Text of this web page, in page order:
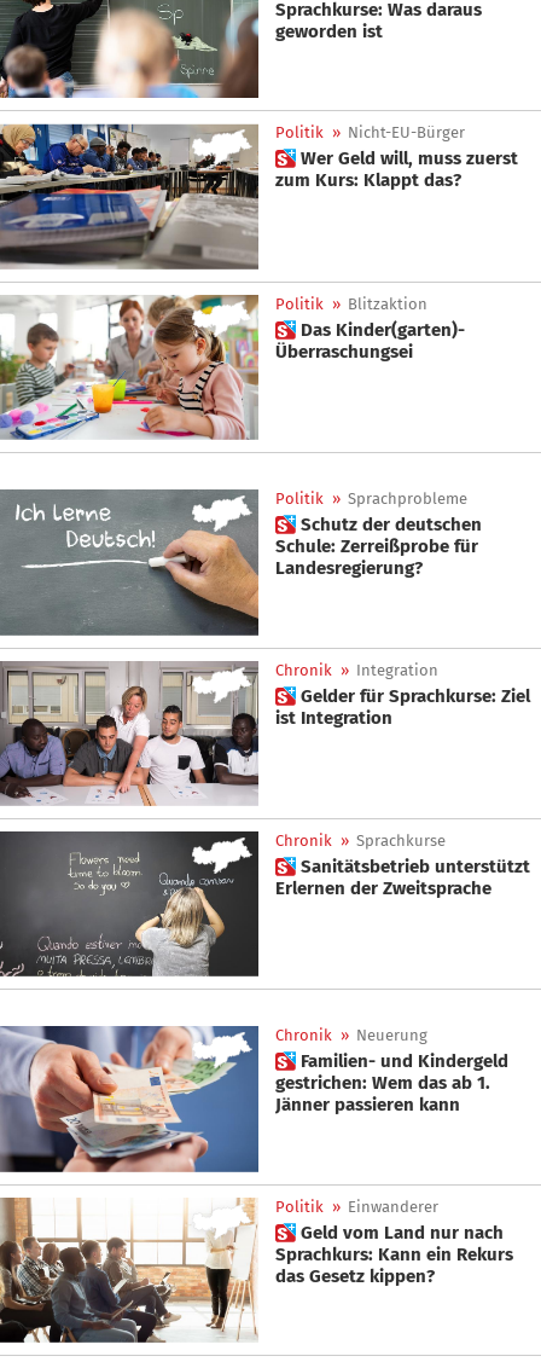
Sprachkurse: Was daraus
geworden ist
Politik » Nicht-EU-Bürger
 Wer Geld will, muss zuerst
zum Kurs: Klappt das?
Politik » Blitzaktion
 Das Kinder(garten)-
Überraschungsei
Politik » Sprachprobleme
 Schutz der deutschen
Schule: Zerreißprobe für
Landesregierung?
Chronik » Integration
 Gelder für Sprachkurse: Ziel
ist Integration
Chronik » Sprachkurse
 Sanitätsbetrieb unterstützt
Erlernen der Zweitsprache
Chronik » Neuerung
 Familien- und Kindergeld
gestrichen: Wem das ab 1.
Jänner passieren kann
Politik » Einwanderer
 Geld vom Land nur nach
Sprachkurs: Kann ein Rekurs
das Gesetz kippen?